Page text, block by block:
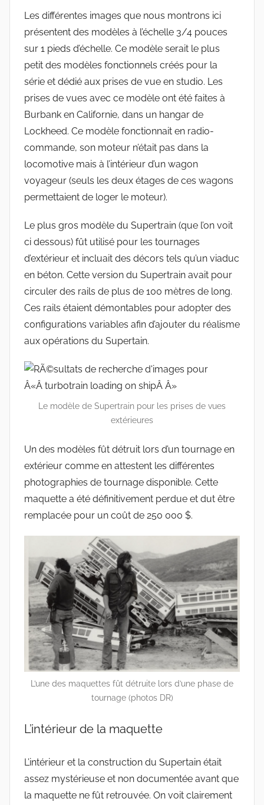
Les différentes images que nous montrons ici
présentent des modèles à l’échelle 3/4 pouces
sur 1 pieds d’échelle. Ce modèle serait le plus
petit des modèles fonctionnels créés pour la
série et dédié aux prises de vue en studio. Les
prises de vues avec ce modèle ont été faites à
Burbank en Californie, dans un hangar de
Lockheed. Ce modèle fonctionnait en radio-
commande, son moteur n’était pas dans la
locomotive mais à l’intérieur d’un wagon
voyageur (seuls les deux étages de ces wagons
permettaient de loger le moteur).
Le plus gros modèle du Supertrain (que l’on voit
ci dessous) fût utilisé pour les tournages
d’extérieur et incluait des décors tels qu’un viaduc
en béton. Cette version du Supertrain avait pour
circuler des rails de plus de 100 mètres de long.
Ces rails étaient démontables pour adopter des
configurations variables afin d’ajouter du réalisme
aux opérations du Supertain.
Le modèle de Supertrain pour les prises de vues
extérieures
Un des modèles fût détruit lors d’un tournage en
extérieur comme en attestent les différentes
photographies de tournage disponible. Cette
maquette a été définitivement perdue et dut être
remplacée pour un coût de 250 000 $.
L’une des maquettes fût détruite lors d’une phase de
tournage (photos DR)
L’intérieur de la maquette
L’intérieur et la construction du Supertain était
assez mystérieuse et non documentée avant que
la maquette ne fût retrouvée. On voit clairement